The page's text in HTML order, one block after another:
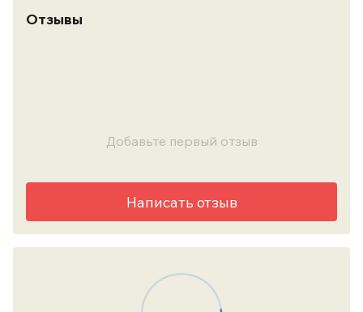
Отзывы
Добавьте первый отзыв
Написать отзыв